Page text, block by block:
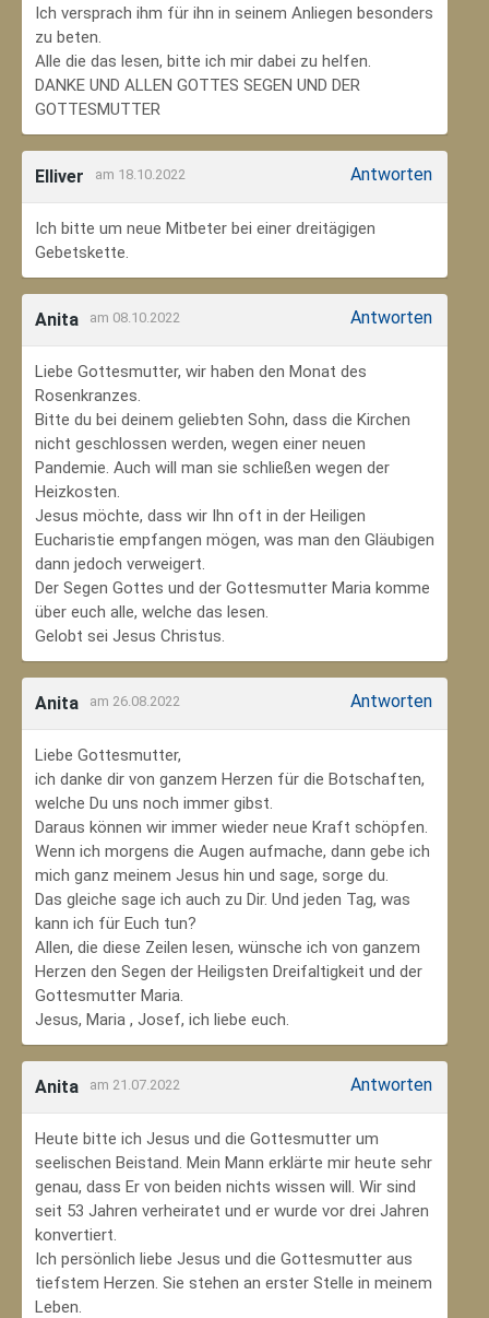
Ich versprach ihm für ihn in seinem Anliegen besonders
zu beten.
Alle die das lesen, bitte ich mir dabei zu helfen.
DANKE UND ALLEN GOTTES SEGEN UND DER
GOTTESMUTTER
Elliver am 18.10.2022 Antworten
Ich bitte um neue Mitbeter bei einer dreitägigen
Gebetskette.
Anita am 08.10.2022 Antworten
Liebe Gottesmutter, wir haben den Monat des
Rosenkranzes.
Bitte du bei deinem geliebten Sohn, dass die Kirchen
nicht geschlossen werden, wegen einer neuen
Pandemie. Auch will man sie schließen wegen der
Heizkosten.
Jesus möchte, dass wir Ihn oft in der Heiligen
Eucharistie empfangen mögen, was man den Gläubigen
dann jedoch verweigert.
Der Segen Gottes und der Gottesmutter Maria komme
über euch alle, welche das lesen.
Gelobt sei Jesus Christus.
Anita am 26.08.2022 Antworten
Liebe Gottesmutter,
ich danke dir von ganzem Herzen für die Botschaften,
welche Du uns noch immer gibst.
Daraus können wir immer wieder neue Kraft schöpfen.
Wenn ich morgens die Augen aufmache, dann gebe ich
mich ganz meinem Jesus hin und sage, sorge du.
Das gleiche sage ich auch zu Dir. Und jeden Tag, was
kann ich für Euch tun?
Allen, die diese Zeilen lesen, wünsche ich von ganzem
Herzen den Segen der Heiligsten Dreifaltigkeit und der
Gottesmutter Maria.
Jesus, Maria , Josef, ich liebe euch.
Anita am 21.07.2022 Antworten
Heute bitte ich Jesus und die Gottesmutter um
seelischen Beistand. Mein Mann erklärte mir heute sehr
genau, dass Er von beiden nichts wissen will. Wir sind
seit 53 Jahren verheiratet und er wurde vor drei Jahren
konvertiert.
Ich persönlich liebe Jesus und die Gottesmutter aus
tiefstem Herzen. Sie stehen an erster Stelle in meinem
Leben.